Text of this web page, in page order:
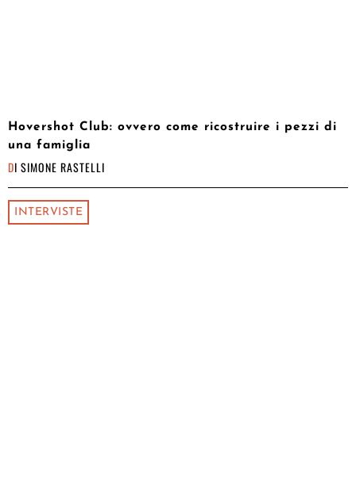
Hovershot Club: ovvero come ricostruire i pezzi di
una famiglia
DI SIMONE RASTELLI
INTERVISTE